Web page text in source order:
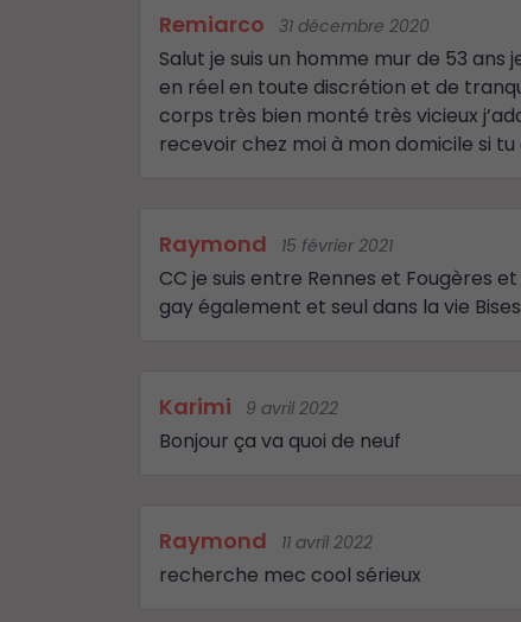
Remiarco 31 décembre 2020
Salut je suis un homme mur de 53
en réel en toute discrétion et de
corps très bien monté très vicieux
recevoir chez moi à mon domicile si
Raymond 15 février 2021
CC je suis entre Rennes et Fougères
gay également et seul dans la vie Bises
Karimi 9 avril 2022
Bonjour ça va quoi de neuf
Raymond 11 avril 2022
recherche mec cool sérieux